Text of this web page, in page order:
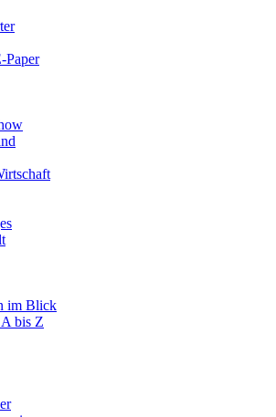
🛒 Shoppingwelt
Paper
im Blick
bis Z